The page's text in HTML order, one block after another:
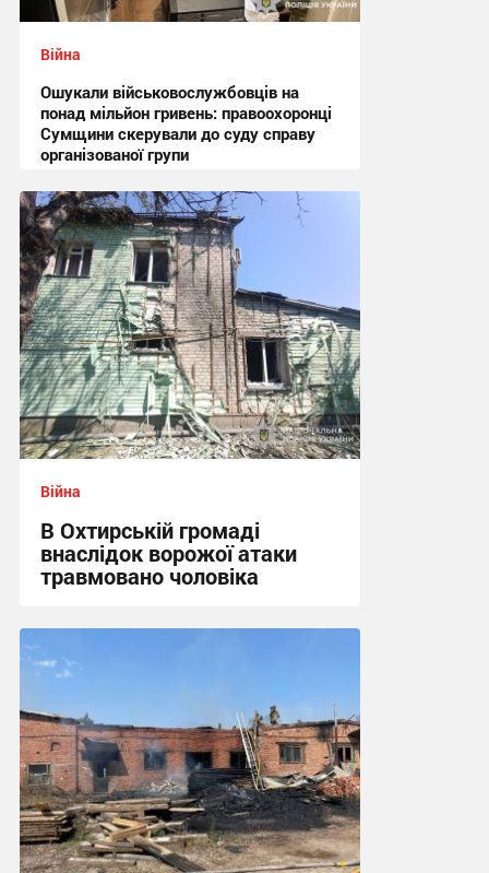
Війна
Ошукали військовослужбовців на
понад мільйон гривень: правоохоронці
Сумщини скерували до суду справу
організованої групи
12:47 вчора
Війна
В Охтирській громаді
внаслідок ворожої атаки
травмовано чоловіка
09:21 вчора